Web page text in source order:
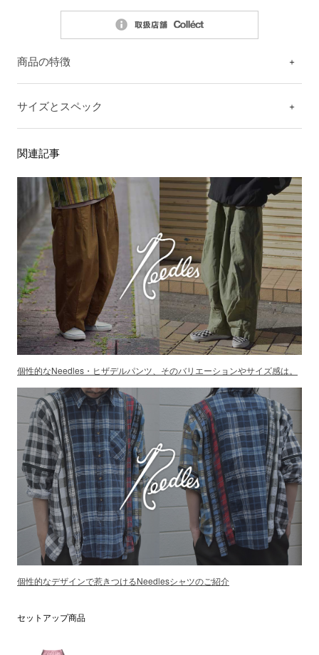
商品の特徴
サイズとスペック
関連記事
個性的なNeedles・ヒザデルパンツ、そのバリエーションやサイズ感は。
個性的なデザインで惹きつけるNeedlesシャツのご紹介
セットアップ商品